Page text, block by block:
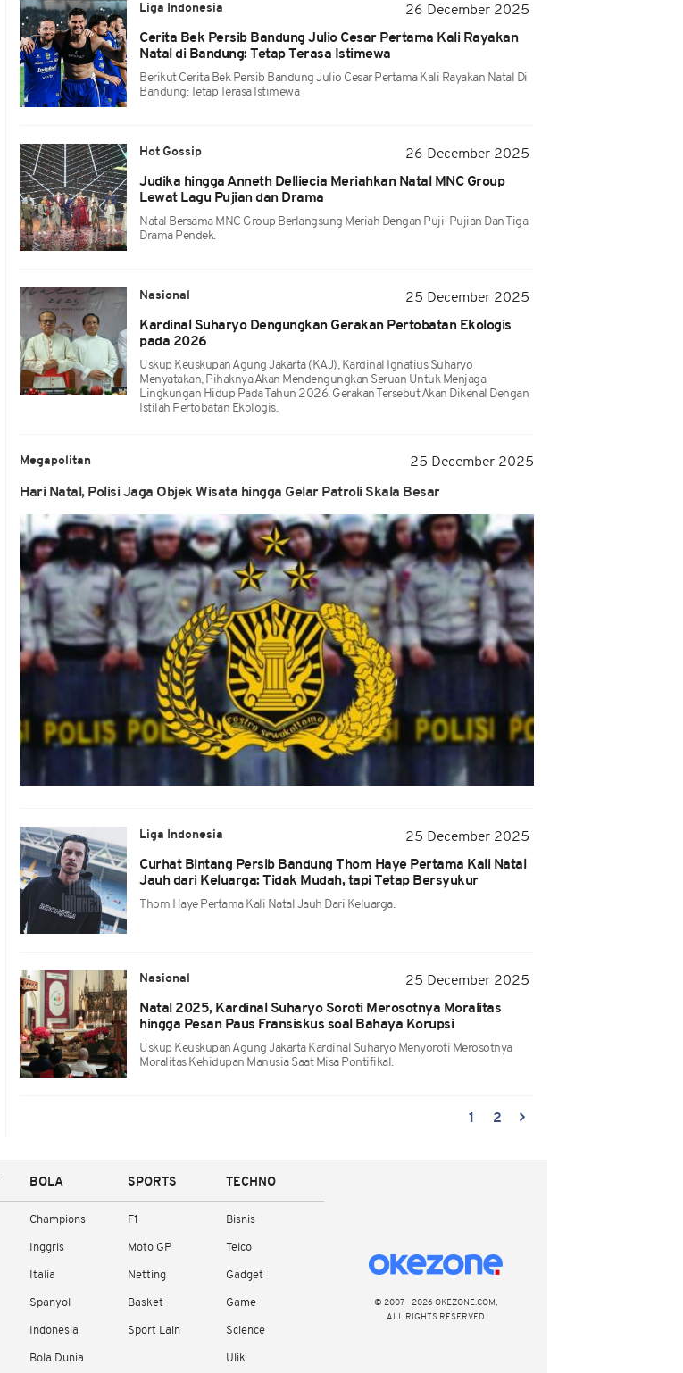
Liga Indonesia
26 December 2025
Cerita Bek Persib Bandung Julio Cesar Pertama Kali Rayakan
Natal di Bandung: Tetap Terasa Istimewa
Berikut Cerita Bek Persib Bandung Julio Cesar Pertama Kali Rayakan Natal Di
Bandung: Tetap Terasa Istimewa
Hot Gossip
26 December 2025
Judika hingga Anneth Delliecia Meriahkan Natal MNC Group
Lewat Lagu Pujian dan Drama
Natal Bersama MNC Group Berlangsung Meriah Dengan Puji-Pujian Dan Tiga
Drama Pendek.
Nasional
25 December 2025
Kardinal Suharyo Dengungkan Gerakan Pertobatan Ekologis
pada 2026
Uskup Keuskupan Agung Jakarta (KAJ), Kardinal Ignatius Suharyo
Menyatakan, Pihaknya Akan Mendengungkan Seruan Untuk Menjaga
Lingkungan Hidup Pada Tahun 2026. Gerakan Tersebut Akan Dikenal Dengan
Istilah Pertobatan Ekologis.
Megapolitan 25 December 2025
Hari Natal, Polisi Jaga Objek Wisata hingga Gelar Patroli Skala Besar
Liga Indonesia
25 December 2025
Curhat Bintang Persib Bandung Thom Haye Pertama Kali Natal
Jauh dari Keluarga: Tidak Mudah, tapi Tetap Bersyukur
Thom Haye Pertama Kali Natal Jauh Dari Keluarga.
Nasional
25 December 2025
Natal 2025, Kardinal Suharyo Soroti Merosotnya Moralitas
hingga Pesan Paus Fransiskus soal Bahaya Korupsi
Uskup Keuskupan Agung Jakarta Kardinal Suharyo Menyoroti Merosotnya
Moralitas Kehidupan Manusia Saat Misa Pontifikal.
1 2
BOLA
Champions
Inggris
Italia
Spanyol
Indonesia
Bola Dunia
SPORTS
F1
Moto GP
Netting
Basket
Sport Lain
TECHNO
Bisnis
Telco
Gadget
Game
Science
Ulik
© 2007 - 2026 OKEZONE.COM,
ALL RIGHTS RESERVED